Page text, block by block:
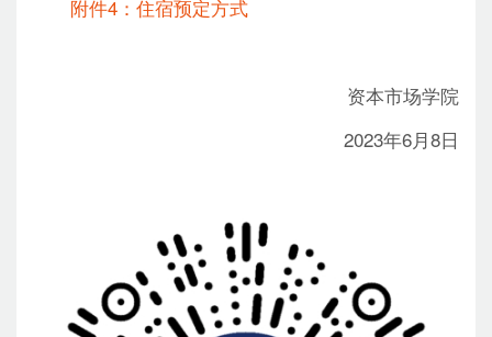
附件4：住宿预定方式
资本市场学院
2023年6月8日